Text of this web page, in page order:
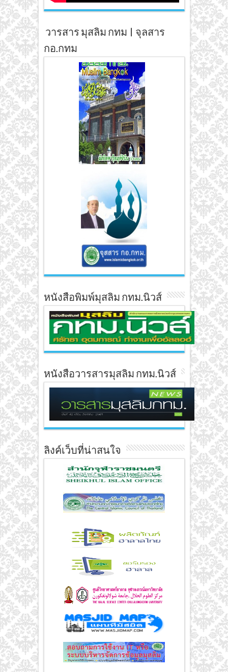
วารสาร มุสลิม กทม | จุลสาร
กอ.กทม
หนังสือพิมพ์มุสลิม กทม.นิวส์
หนังสือวารสารมุสลิม กทม.นิวส์
ลิงค์เว็บที่น่าสนใจ